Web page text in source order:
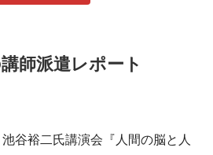
師派遣レポート
谷裕二氏講演会『人間の脳と人